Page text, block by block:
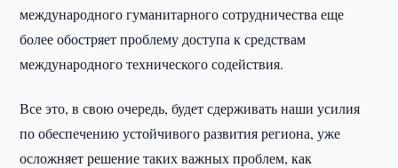
международного гуманитарного сотрудничества еще
более обостряет проблему доступа к средствам
международного технического содействия.
Все это, в свою очередь, будет сдерживать наши усилия
по обеспечению устойчивого развития региона, уже
осложняет решение таких важных проблем, как